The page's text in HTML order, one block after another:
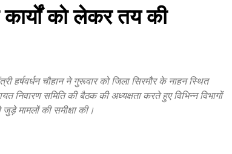
न्यूज़
को लेकर तय की
हर्षवर्धन चौहान ने गुरूवार को जिला सिरमौर के नाहन स्थित
निवारण समिति की बैठक की अध्यक्षता करते हुए विभिन्न विभागों
जुड़े मामलों की समीक्षा की।